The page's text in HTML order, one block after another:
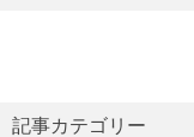
記事カテゴリー